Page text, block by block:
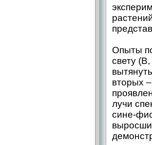
Опыты
свету
вторых
лучи
сине-